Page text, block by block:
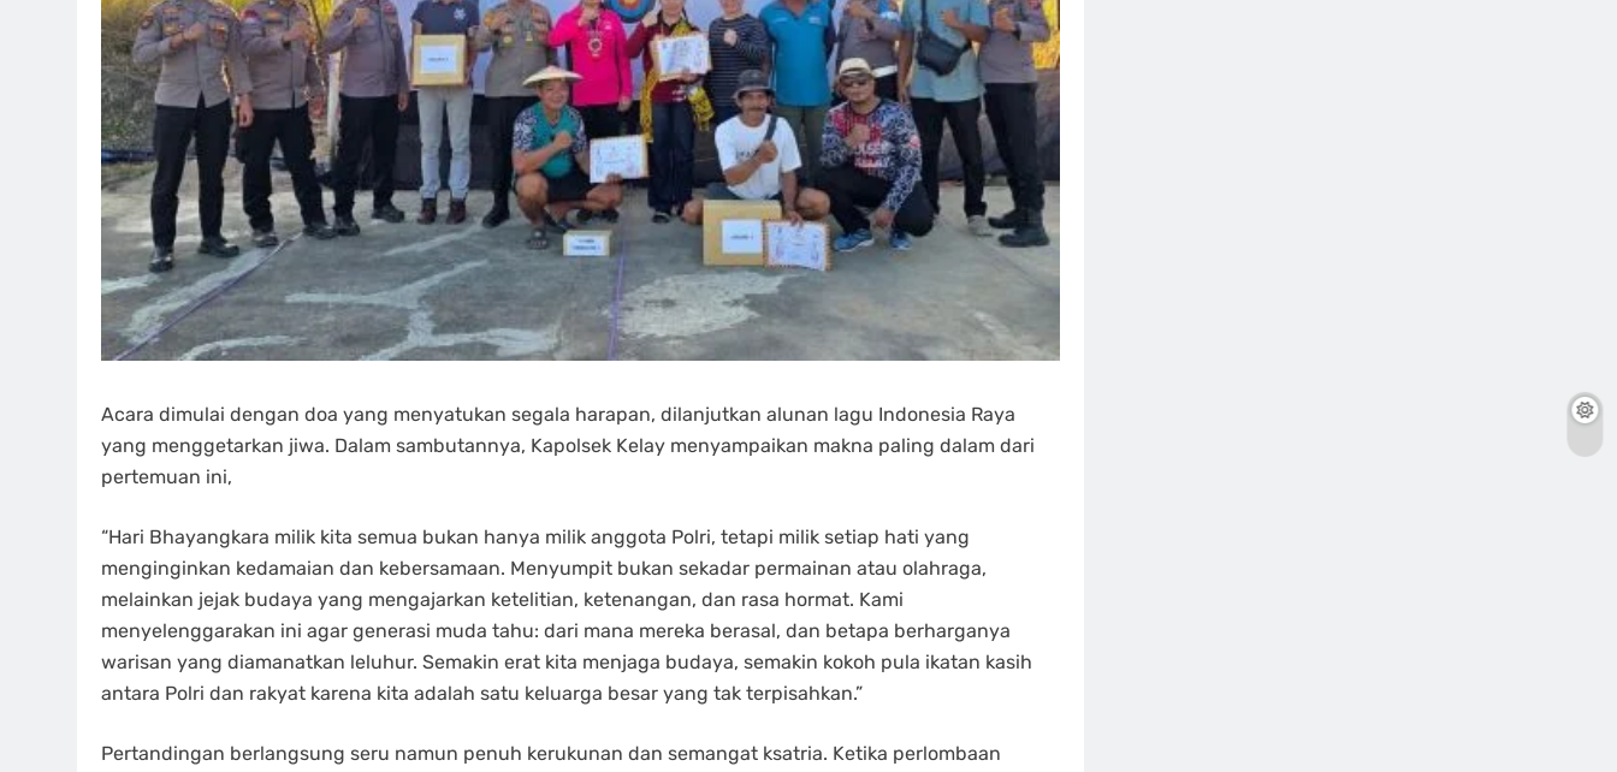
Acara dimulai dengan doa yang menyatukan segala harapan, dilanjutkan alunan lagu Indonesia Raya
yang menggetarkan jiwa. Dalam sambutannya, Kapolsek Kelay menyampaikan makna paling dalam dari
pertemuan ini,
“Hari Bhayangkara milik kita semua bukan hanya milik anggota Polri, tetapi milik setiap hati yang
menginginkan kedamaian dan kebersamaan. Menyumpit bukan sekadar permainan atau olahraga,
melainkan jejak budaya yang mengajarkan ketelitian, ketenangan, dan rasa hormat. Kami
menyelenggarakan ini agar generasi muda tahu: dari mana mereka berasal, dan betapa berharganya
warisan yang diamanatkan leluhur. Semakin erat kita menjaga budaya, semakin kokoh pula ikatan kasih
antara Polri dan rakyat karena kita adalah satu keluarga besar yang tak terpisahkan.”
Pertandingan berlangsung seru namun penuh kerukunan dan semangat ksatria. Ketika perlombaan